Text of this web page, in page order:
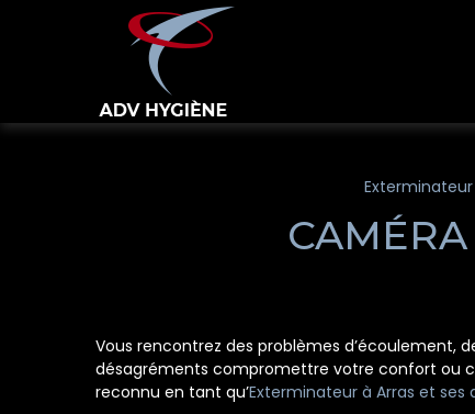
Exterminateur
Vous rencontrez des problèmes d’écoulement,
désagréments compromettre votre confort ou
reconnu en tant qu’Exterminateur à Arras et ses
Panneau de gestion des cookies